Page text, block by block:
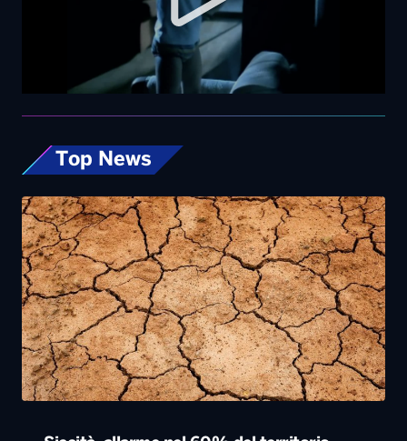
Top News